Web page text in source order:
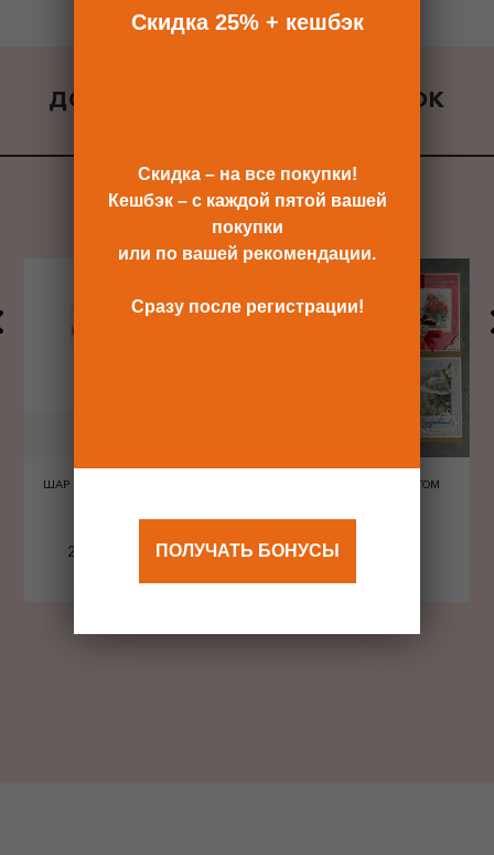
ДОБАВИТЬ К ЗАКАЗУ ПОДАРОК
ШАР ШЕЛКОГРАФИЯ СЕРДЦА
240 Р
ОТКРЫТКА С КОНВЕРТОМ
480 Р
Скидка 25% + кешбэк
Скидка – на все покупки!
Кешбэк – с каждой пятой вашей
покупки
или по вашей рекомендации.
Сразу после регистрации!
ПОЛУЧАТЬ БОНУСЫ